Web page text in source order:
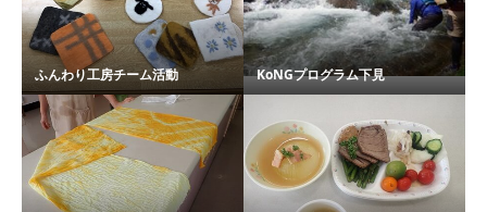
ふんわり工房チーム活動 KoNGプログラム下見